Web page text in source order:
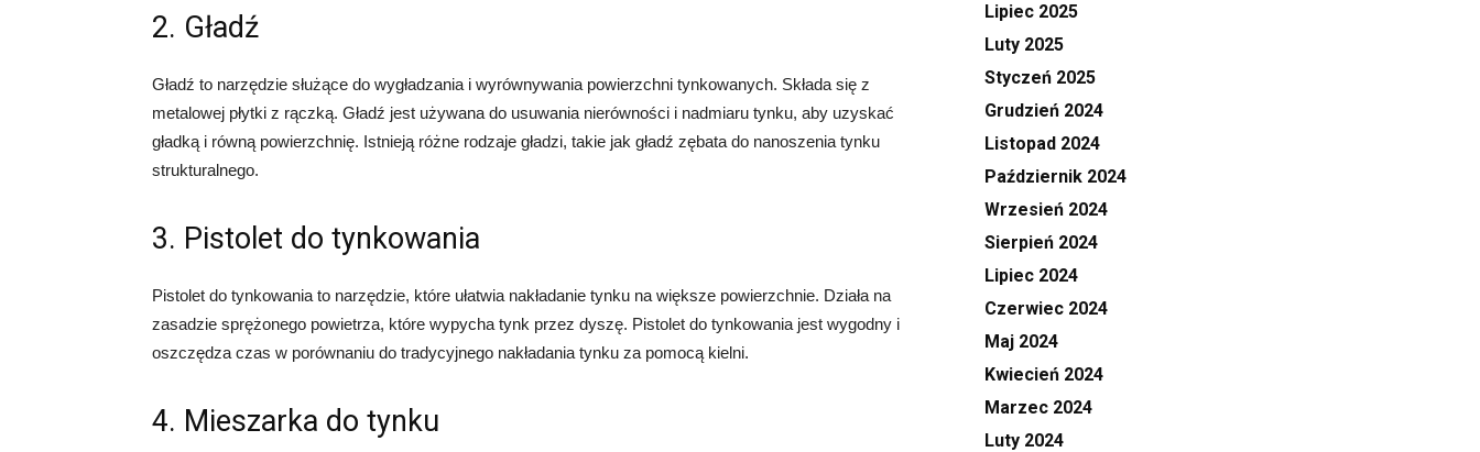
2. Gładź
Gładź to narzędzie służące do wygładzania i wyrównywania powierzchni tynkowanych. Składa się z
metalowej płytki z rączką. Gładź jest używana do usuwania nierówności i nadmiaru tynku, aby uzyskać
gładką i równą powierzchnię. Istnieją różne rodzaje gładzi, takie jak gładź zębata do nanoszenia tynku
strukturalnego.
3. Pistolet do tynkowania
Pistolet do tynkowania to narzędzie, które ułatwia nakładanie tynku na większe powierzchnie. Działa na
zasadzie sprężonego powietrza, które wypycha tynk przez dyszę. Pistolet do tynkowania jest wygodny i
oszczędza czas w porównaniu do tradycyjnego nakładania tynku za pomocą kielni.
4. Mieszarka do tynku
Lipiec 2025
Luty 2025
Styczeń 2025
Grudzień 2024
Listopad 2024
Październik 2024
Wrzesień 2024
Sierpień 2024
Lipiec 2024
Czerwiec 2024
Maj 2024
Kwiecień 2024
Marzec 2024
Luty 2024